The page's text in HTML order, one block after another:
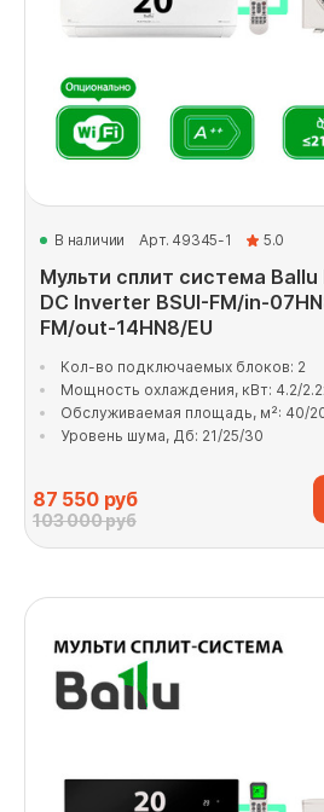
В наличии Арт. 49345-1 5.0
Мульти сплит система
DC Inverter BSUI-FM/in-
FM/out-14HN8/EU
Кол-во подключаемых блоков: 2
Мощность охлаждения, кВт: 4.2/
Обслуживаемая площадь, м²: 40/
Уровень шума, Дб: 21/25/30
87 550руб
103 000 руб